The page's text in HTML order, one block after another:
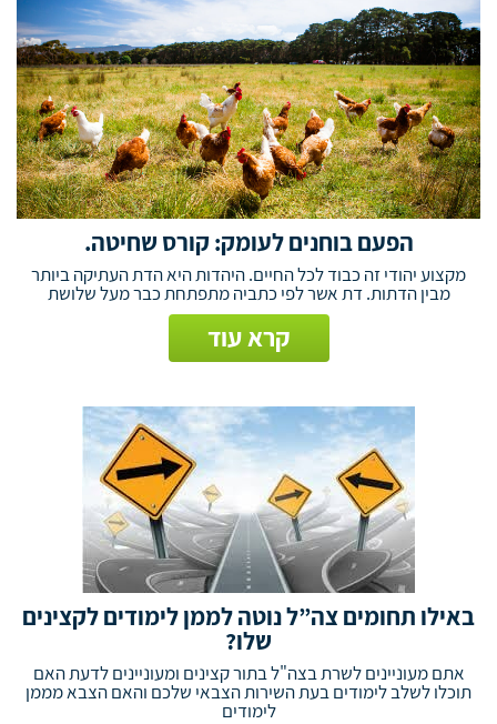
הפעם בוחנים לעומק: קורס שחיטה.
מקצוע יהודי זה כבוד לכל החיים. היהדות היא הדת העתיקה ביותר
מבין הדתות. דת אשר לפי כתביה מתפתחת כבר מעל שלושת
קרא עוד
באילו תחומים צה”ל נוטה לממן לימודים לקצינים
שלו?
אתם מעוניינים לשרת בצה"ל בתור קצינים ומעוניינים לדעת האם
תוכלו לשלב לימודים בעת השירות הצבאי שלכם והאם הצבא מממן
לימודים